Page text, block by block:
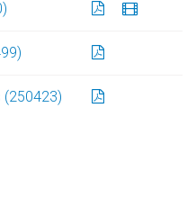
(250423)